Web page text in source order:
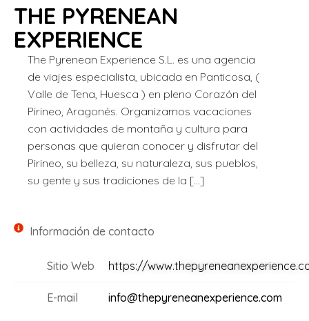
THE PYRENEAN
EXPERIENCE
The Pyrenean Experience S.L. es una agencia
de viajes especialista, ubicada en Panticosa, (
Valle de Tena, Huesca ) en pleno Corazón del
Pirineo, Aragonés. Organizamos vacaciones
con actividades de montaña y cultura para
personas que quieran conocer y disfrutar del
Pirineo, su belleza, su naturaleza, sus pueblos,
su gente y sus tradiciones de la […]
Información de contacto
Sitio Web https://
E-mail info@thepyreneanexperience.com